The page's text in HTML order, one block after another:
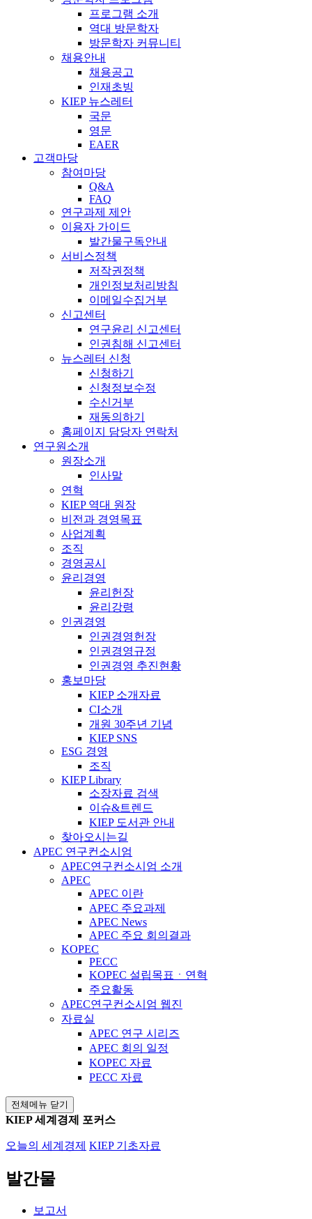
프로그램 소개
역대 방문학자
방문학자 커뮤니티
채용안내
채용공고
인재초빙
KIEP 뉴스레터
국문
영문
EAER
고객마당
참여마당
Q&A
FAQ
연구과제 제안
이용자 가이드
발간물구독안내
서비스정책
저작권정책
개인정보처리방침
이메일수집거부
신고센터
연구윤리 신고센터
인권침해 신고센터
뉴스레터 신청
신청하기
신청정보수정
수신거부
재동의하기
홈페이지 담당자 연락처
연구원소개
원장소개
인사말
연혁
KIEP 역대 원장
비전과 경영목표
사업계획
조직
경영공시
윤리경영
윤리헌장
윤리강령
인권경영
인권경영헌장
인권경영규정
인권경영 추진현황
홍보마당
KIEP 소개자료
CI소개
개원 30주년 기념
KIEP SNS
ESG 경영
조직
KIEP Library
소장자료 검색
이슈&트렌드
KIEP 도서관 안내
찾아오시는길
APEC 연구컨소시엄
APEC연구컨소시엄 소개
APEC
APEC 이란
APEC 주요과제
APEC News
APEC 주요 회의결과
KOPEC
PECC
KOPEC 설립목표ㆍ연혁
주요활동
APEC연구컨소시엄 웹진
자료실
APEC 연구 시리즈
APEC 회의 일정
KOPEC 자료
PECC 자료
전체메뉴 닫기
KIEP 세계경제 포커스
오늘의 세계경제 KIEP 기초자료
발간물
보고서